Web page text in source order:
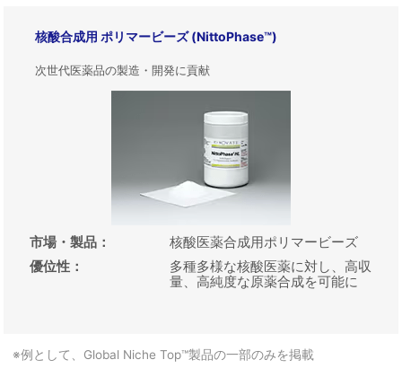
核酸合成用 ポリマービーズ (NittoPhase™)
次世代医薬品の製造・開発に貢献
市場・製品 ：
核酸医薬合成用ポリマービーズ
優位性 ：
多種多様な核酸医薬に対し、高収
量、高純度な原薬合成を可能に
※例として、Global Niche Top™製品の一部のみを掲載